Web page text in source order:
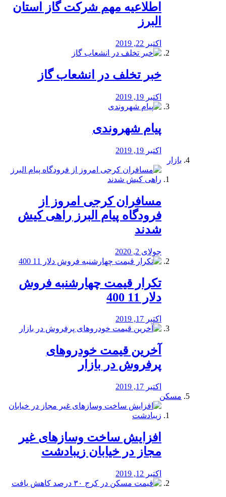
️اطلاعیه مهم شرکت گاز استان
البرز
اکتبر 22, 2019
خبر تخلف در انشعاب گاز
اکتبر 19, 2019
پیام شهروندی
اکتبر 19, 2019
بازار
مسافران کرجی امروز از
فرودگاه پیام البرز راهی کیش
شدند
جولای 2, 2020
تکرار قیمت چهارشنبه فروش
دلار 11 400
اکتبر 17, 2019
آخرین قیمت خودرو‌های
پرفروش در بازار
اکتبر 17, 2019
مسکن
افزایش ساخت وسازهای غیر
مجاز در خیابان زیبادشت
اکتبر 12, 2019